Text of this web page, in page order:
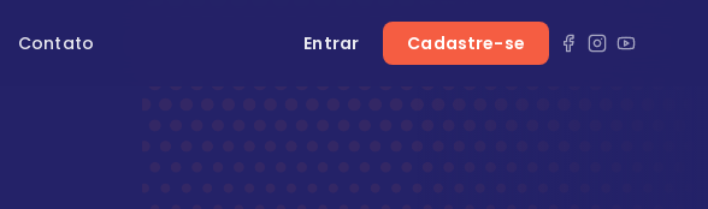
Contato Entrar Cadastre-se